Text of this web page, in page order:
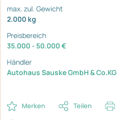
max. zul. Gewicht
2.000 kg
Preisbereich
35.000 - 50.000 €
Händler
Autohaus Sauske GmbH & Co.KG
Merken Teilen